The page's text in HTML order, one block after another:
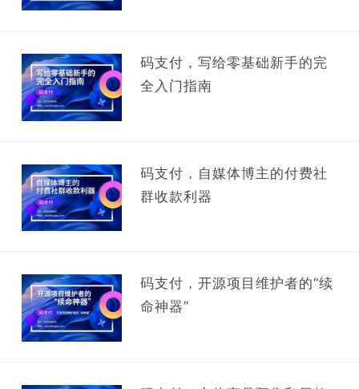
码支付，写给零基础新手的完
全入门指南
码支付，自媒体博主的付费社
群收款利器
码支付，开源项目维护者的“续
命神器”